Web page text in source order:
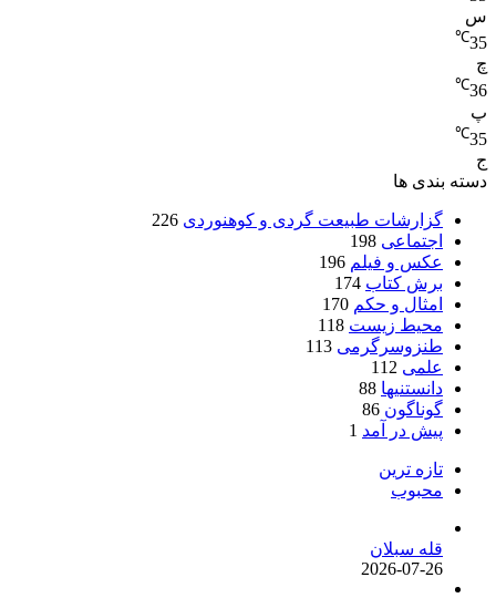
س
35
℃
چ
36
℃
پ
35
℃
ج
دسته بندی ها
گزارشات طبیعت گردی و کوهنوردی 226
اجتماعی 198
عکس و فیلم 196
برش کتاب 174
امثال و حکم 170
محیط زیست 118
طنزوسرگرمی 113
علمی 112
دانستنیها 88
گوناگون 86
پیش در آمد 1
تازه ترین
محبوب
قله سبلان
2026-07-26